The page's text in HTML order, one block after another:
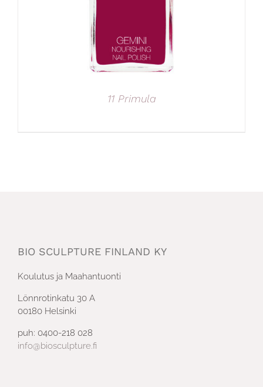
11 Primula
BIO SCULPTURE FINLAND KY
Koulutus ja Maahantuonti
Lönnrotinkatu 30 A
00180 Helsinki
puh: 0400-218 028
info@biosculpture.fi